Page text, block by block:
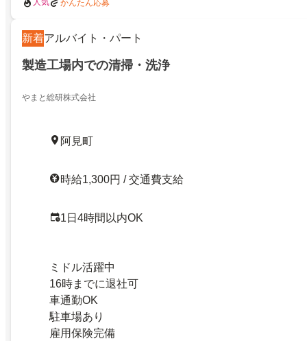
人気 かんたん応募
新着アルバイト・パート
製造工場内での清掃・洗浄
やまと総研株式会社
阿見町
時給1,300円 / 交通費支給
1日4時間以内OK
ミドル活躍中
16時までに退社可
車通勤OK
駐車場あり
雇用保険完備